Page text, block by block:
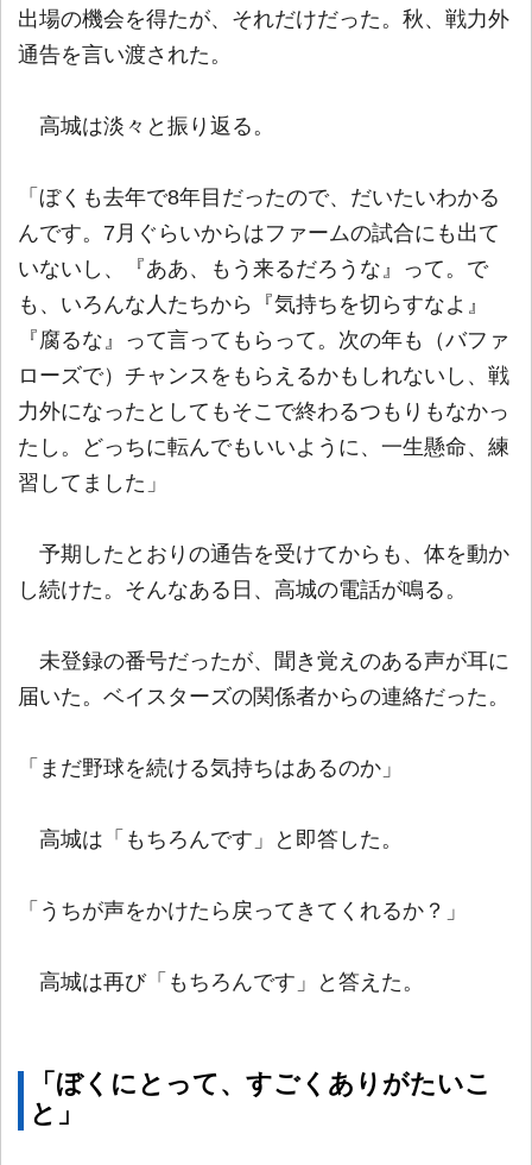
出場の機会を得たが、それだけだった。秋、戦力外
通告を言い渡された。
高城は淡々と振り返る。
「ぼくも去年で8年目だったので、だいたいわかる
んです。7月ぐらいからはファームの試合にも出て
いないし、『ああ、もう来るだろうな』って。で
も、いろんな人たちから『気持ちを切らすなよ』
『腐るな』って言ってもらって。次の年も（バファ
ローズで）チャンスをもらえるかもしれないし、戦
力外になったとしてもそこで終わるつもりもなかっ
たし。どっちに転んでもいいように、一生懸命、練
習してました」
予期したとおりの通告を受けてからも、体を動か
し続けた。そんなある日、高城の電話が鳴る。
未登録の番号だったが、聞き覚えのある声が耳に
届いた。ベイスターズの関係者からの連絡だった。
「まだ野球を続ける気持ちはあるのか」
高城は「もちろんです」と即答した。
「うちが声をかけたら戻ってきてくれるか？」
高城は再び「もちろんです」と答えた。
「ぼくにとって、すごくありがたいこ
と」